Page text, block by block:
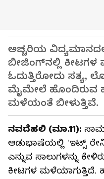
ಅಚ್ಚರಿಯ
ಬೀಜಿಂಗ್‌ನಲ್ಲಿ
ಓದುತ್ತಿರೋದು ಸತ್ಯ,
ಮೈಮೇಲೆ ಹೊಂದಿರುವ
ಮಳೆಯಂತೆ ಬೀಳುತ್ತಿವೆ.
ನವದೆಹಲಿ (ಮಾ.11):
ಆಡುಭಾಷೆಯಲ್ಲಿ 'ಇಟ್ಸ್‌
ಎನ್ನುವ ಸಾಲುಗಳನ್ನು
ಕೀಟಗಳ ಮಳೆಯಾಗುತ್ತಿದೆ.